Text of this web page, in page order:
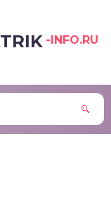
-INFO.RU